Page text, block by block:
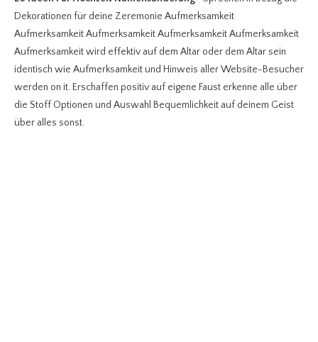
Dekorationen für deine Zeremonie Aufmerksamkeit
Aufmerksamkeit Aufmerksamkeit Aufmerksamkeit Aufmerksamkeit
Aufmerksamkeit wird effektiv auf dem Altar oder dem Altar sein
identisch wie Aufmerksamkeit und Hinweis aller Website-Besucher
werden on it. Erschaffen positiv auf eigene Faust erkenne alle über
die Stoff Optionen und Auswahl Bequemlichkeit auf deinem Geist
über alles sonst.